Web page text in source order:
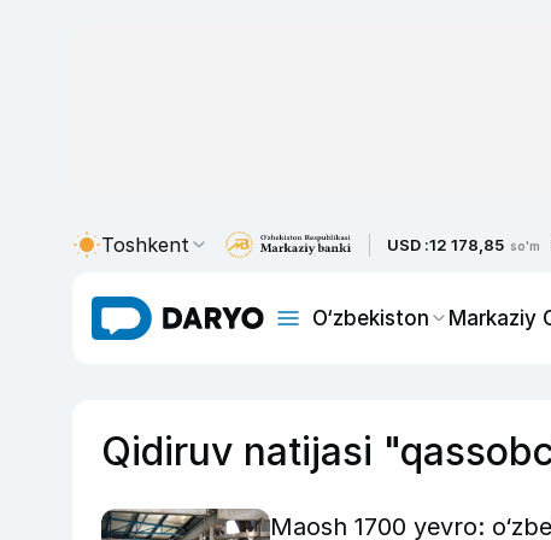
Toshkent USD :12 178,85 so'm
O‘zbekiston Markaziy
Qidiruv natijasi
Maosh 1700 yevro: